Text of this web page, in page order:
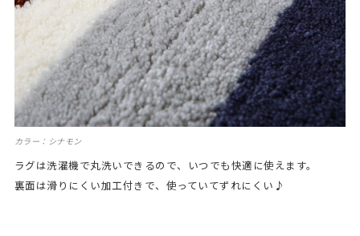
カラー：シナモン
ラグは洗濯機で丸洗いできるので、いつでも快適に使えます。
裏面は滑りにくい加工付きで、使っていてずれにくい♪